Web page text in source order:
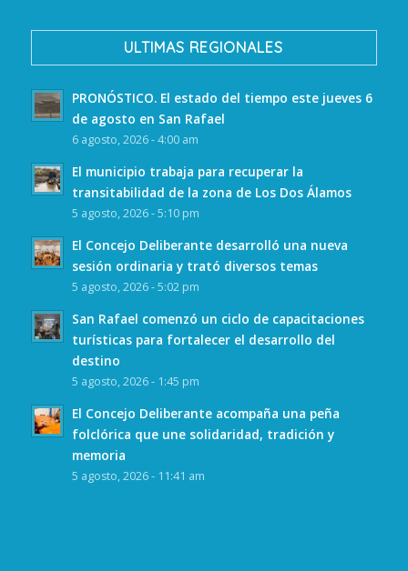
ULTIMAS REGIONALES
PRONÓSTICO. El estado del tiempo este jueves 6
de agosto en San Rafael
6 agosto, 2026 - 4:00 am
El municipio trabaja para recuperar la
transitabilidad de la zona de Los Dos Álamos
5 agosto, 2026 - 5:10 pm
El Concejo Deliberante desarrolló una nueva
sesión ordinaria y trató diversos temas
5 agosto, 2026 - 5:02 pm
San Rafael comenzó un ciclo de capacitaciones
turísticas para fortalecer el desarrollo del
destino
5 agosto, 2026 - 1:45 pm
El Concejo Deliberante acompaña una peña
folclórica que une solidaridad, tradición y
memoria
5 agosto, 2026 - 11:41 am